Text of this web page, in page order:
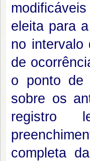
eleita para
no intervalo
de
o ponto de
sobre os
registro
completa